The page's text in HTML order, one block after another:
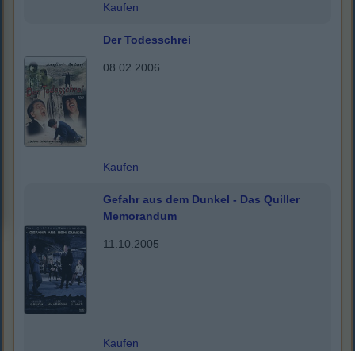
Kaufen
Der Todesschrei
08.02.2006
Kaufen
Gefahr aus dem Dunkel - Das Quiller
Memorandum
11.10.2005
Kaufen